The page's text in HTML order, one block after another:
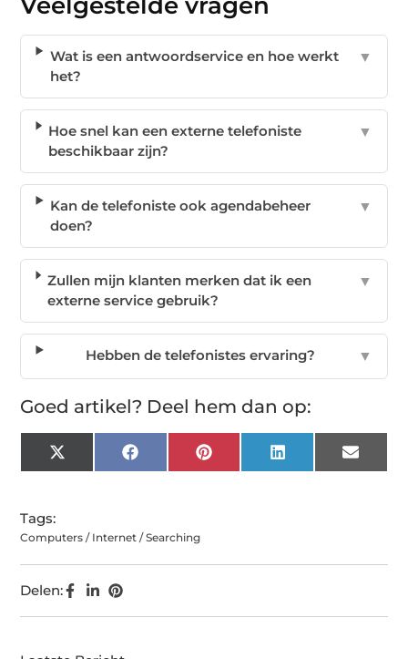
Wat is een antwoordservice en hoe werkt
het?
▼
Hoe snel kan een externe telefoniste
beschikbaar zijn?
▼
Kan de telefoniste ook agendabeheer
doen?
▼
Zullen mijn klanten merken dat ik een
externe service gebruik?
▼
Hebben de telefonistes ervaring? ▼
Goed artikel? Deel hem dan op:
X
(Twitter)
FacebookPinterest LinkedIn Email
Tags:
Computers / Internet / Searching
Delen: